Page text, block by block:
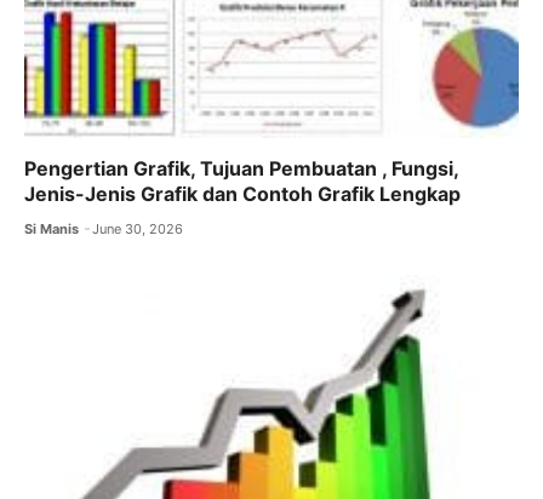
Pengertian Grafik, Tujuan Pembuatan , Fungsi,
Jenis-Jenis Grafik dan Contoh Grafik Lengkap
Si Manis June 30, 2026